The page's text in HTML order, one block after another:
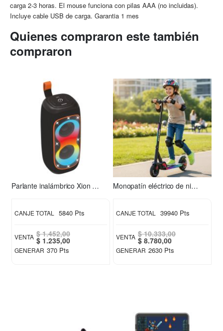
carga 2-3 horas. El mouse funciona con pilas AAA (no incluidas).
Incluye cable USB de carga. Garantia 1 mes
Quienes compraron este también
compraron
Parlante inalámbrico Xion XI-XT31
CANJE TOTAL 5840 Pts
VENTA $ 1.452,00
Special
Price
$ 1.235,00
GENERAR 370 Pts
Monopatín eléctrico de niño S2 Xion
CANJE TOTAL 39940 Pts
VENTA $ 10.333,00
Special
Price
$ 8.780,00
GENERAR 2630 Pts